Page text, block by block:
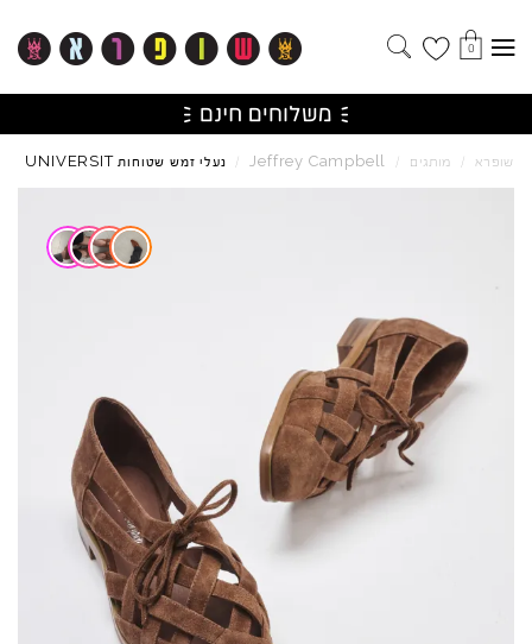
0
שופרא / מותגים /
Jeffrey Campbell
/ נעלי זמש שטוחותUNIVERSIT
Skip to product reviews